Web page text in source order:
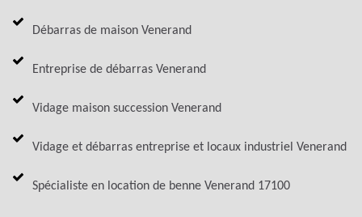
Débarras de maison Venerand
Entreprise de débarras Venerand
Vidage maison succession Venerand
Vidage et débarras entreprise et locaux industriel Venerand
Spécialiste en location de benne Venerand 17100